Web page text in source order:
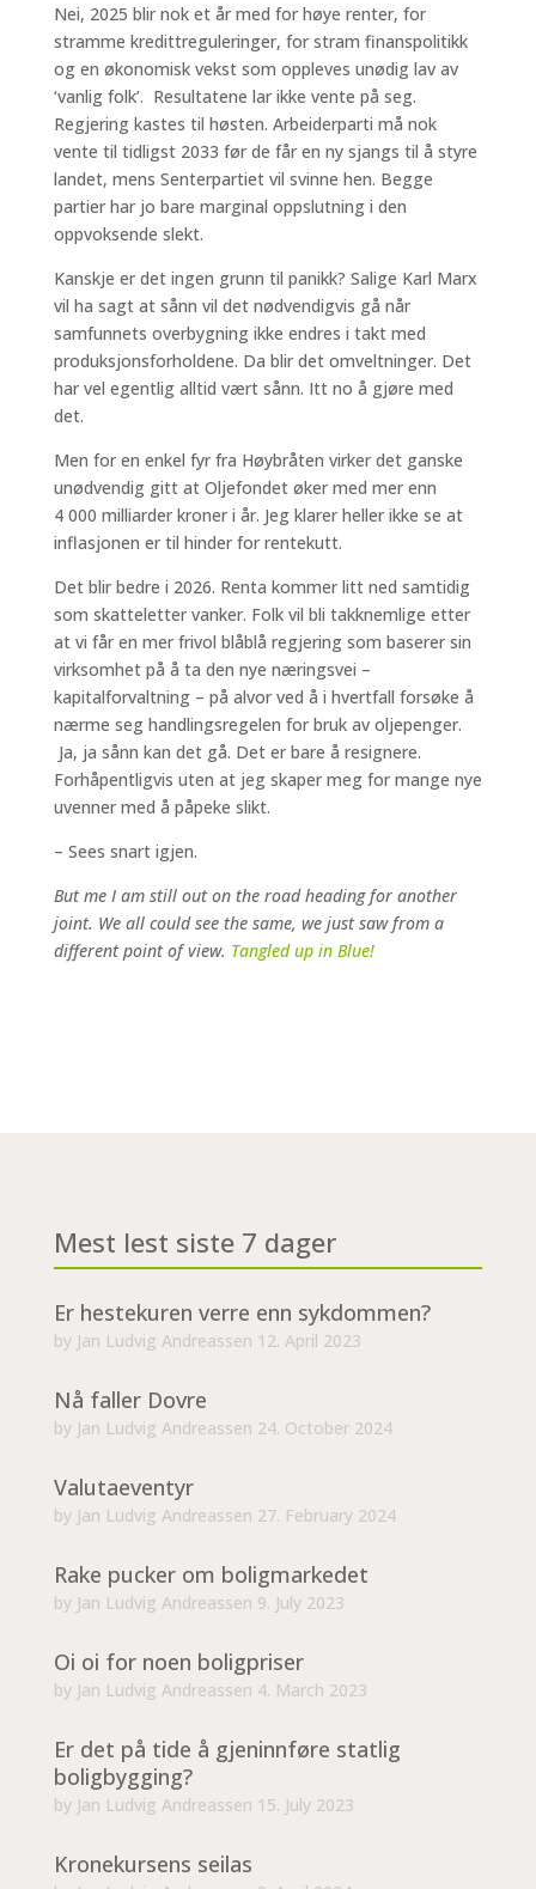
Nei, 2025 blir nok et år med for høye renter, for
stramme kredittreguleringer, for stram finanspolitikk
og en økonomisk vekst som oppleves unødig lav av
‘vanlig folk’. Resultatene lar ikke vente på seg.
Regjering kastes til høsten. Arbeiderparti må nok
vente til tidligst 2033 før de får en ny sjangs til å styre
landet, mens Senterpartiet vil svinne hen. Begge
partier har jo bare marginal oppslutning i den
oppvoksende slekt.
Kanskje er det ingen grunn til panikk? Salige Karl Marx
vil ha sagt at sånn vil det nødvendigvis gå når
samfunnets overbygning ikke endres i takt med
produksjonsforholdene. Da blir det omveltninger. Det
har vel egentlig alltid vært sånn. Itt no å gjøre med
det.
Men for en enkel fyr fra Høybråten virker det ganske
unødvendig gitt at Oljefondet øker med mer enn
4 000 milliarder kroner i år. Jeg klarer heller ikke se at
inflasjonen er til hinder for rentekutt.
Det blir bedre i 2026. Renta kommer litt ned samtidig
som skatteletter vanker. Folk vil bli takknemlige etter
at vi får en mer frivol blåblå regjering som baserer sin
virksomhet på å ta den nye næringsvei –
kapitalforvaltning – på alvor ved å i hvertfall forsøke å
nærme seg handlingsregelen for bruk av oljepenger.
Ja, ja sånn kan det gå. Det er bare å resignere.
Forhåpentligvis uten at jeg skaper meg for mange nye
uvenner med å påpeke slikt.
– Sees snart igjen.
But me I am still out on the road heading for another
joint. We all could see the same, we just saw from a
different point of view. Tangled up in Blue!
Mest lest siste 7 dager
Er hestekuren verre enn sykdommen?
by Jan Ludvig Andreassen 12. April 2023
Nå faller Dovre
by Jan Ludvig Andreassen 24. October 2024
Valutaeventyr
by Jan Ludvig Andreassen 27. February 2024
Rake pucker om boligmarkedet
by Jan Ludvig Andreassen 9. July 2023
Oi oi for noen boligpriser
by Jan Ludvig Andreassen 4. March 2023
Er det på tide å gjeninnføre statlig
boligbygging?
by Jan Ludvig Andreassen 15. July 2023
Kronekursens seilas